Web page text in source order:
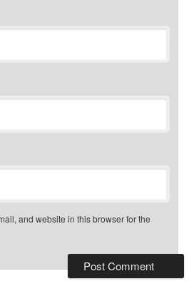
and website in this browser for the